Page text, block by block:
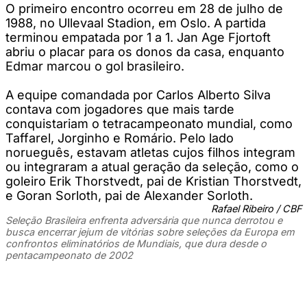
O primeiro encontro ocorreu em 28 de julho de
1988, no Ullevaal Stadion, em Oslo. A partida
terminou empatada por 1 a 1. Jan Age Fjortoft
abriu o placar para os donos da casa, enquanto
Edmar marcou o gol brasileiro.
A equipe comandada por Carlos Alberto Silva
contava com jogadores que mais tarde
conquistariam o tetracampeonato mundial, como
Taffarel, Jorginho e Romário. Pelo lado
norueguês, estavam atletas cujos filhos integram
ou integraram a atual geração da seleção, como o
goleiro Erik Thorstvedt, pai de Kristian Thorstvedt,
e Goran Sorloth, pai de Alexander Sorloth.
Rafael Ribeiro / CBF
Seleção Brasileira enfrenta adversária que nunca derrotou e
busca encerrar jejum de vitórias sobre seleções da Europa em
confrontos eliminatórios de Mundiais, que dura desde o
pentacampeonato de 2002